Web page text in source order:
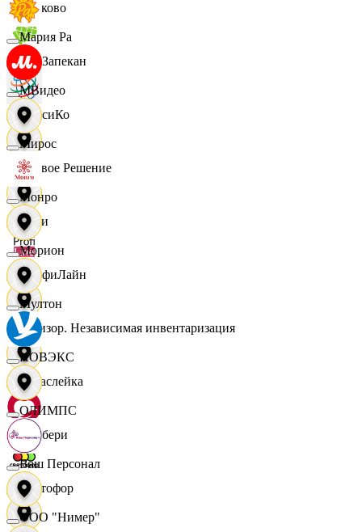
Очаково
ПанЗапекан
ПепсиКо
Первое Решение
Пери
ПрофиЛайн
Ревизор. Независимая инвентаризация
Саваслейка
Самбери
Светофор
Мария Ра
МВидео
Мирос
Монро
Морион
Мултон
НОВЭКС
ОЛИМПС
Ваш Персонал
ООО "Нимер"